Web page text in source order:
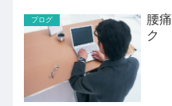
ブログ
腰
ク